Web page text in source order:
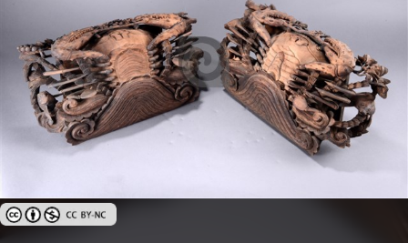
創用CC姓名標示-非商業性 3.0 台灣及其後版本(CC BY-NC 3.0 TW +)